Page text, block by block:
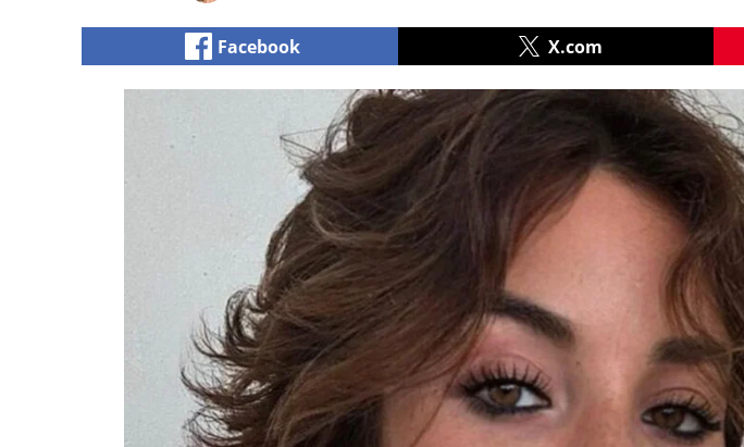
Facebook X.com